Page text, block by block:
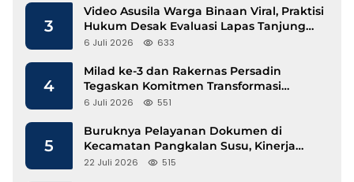
3
Video Asusila Warga Binaan Viral, Praktisi
Hukum Desak Evaluasi Lapas Tanjung
Raja
6 Juli 2026 633
4
Milad ke-3 dan Rakernas Persadin
Tegaskan Komitmen Transformasi
Advokat Profesional di Era Digital
6 Juli 2026 551
5
Buruknya Pelayanan Dokumen di
Kecamatan Pangkalan Susu, Kinerja
Disdukcapil Langkat Disorot
22 Juli 2026 515